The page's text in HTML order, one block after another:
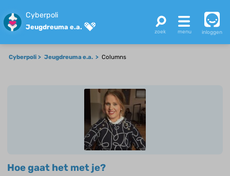
Cyberpoli
Jeugdreuma e.a.
inloggen
Cyberpoli Jeugdreuma e.a. Columns
Hoe gaat het met je?